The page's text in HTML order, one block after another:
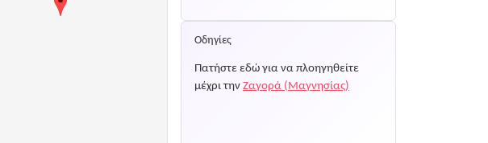
Οδηγίες
Πατήστε εδώ για να πλοηγηθείτε
μέχρι την Ζαγορά (Μαγνησίας)